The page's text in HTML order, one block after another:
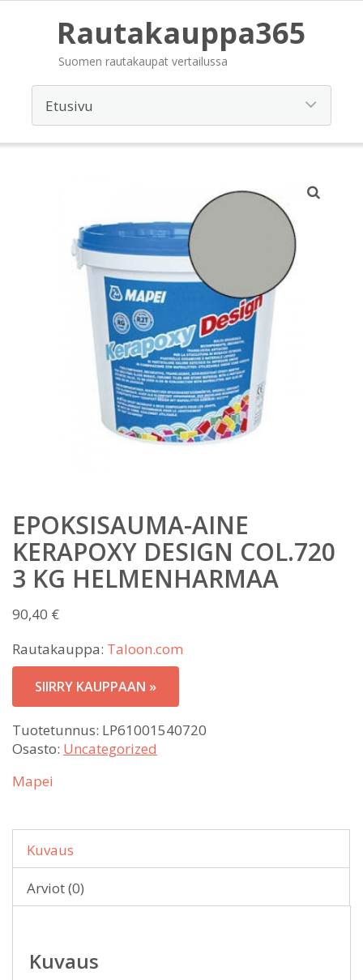
Rautakauppa365
Suomen rautakaupat vertailussa
EPOKSISAUMA-AINE
KERAPOXY DESIGN COL.720
3 KG HELMENHARMAA
90,40 €
Rautakauppa: Taloon.com
SIIRRY KAUPPAAN »
Tuotetunnus: LP61001540720
Osasto: Uncategorized
Mapei
Kuvaus
Arviot (0)
Kuvaus